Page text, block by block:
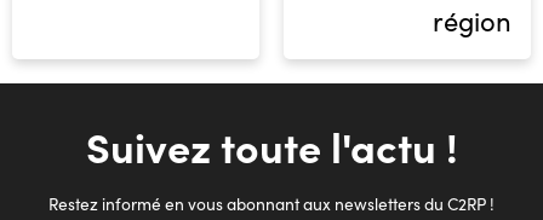
région
Suivez toute l'actu !
Restez informé en vous abonnant aux newsletters du C2RP !